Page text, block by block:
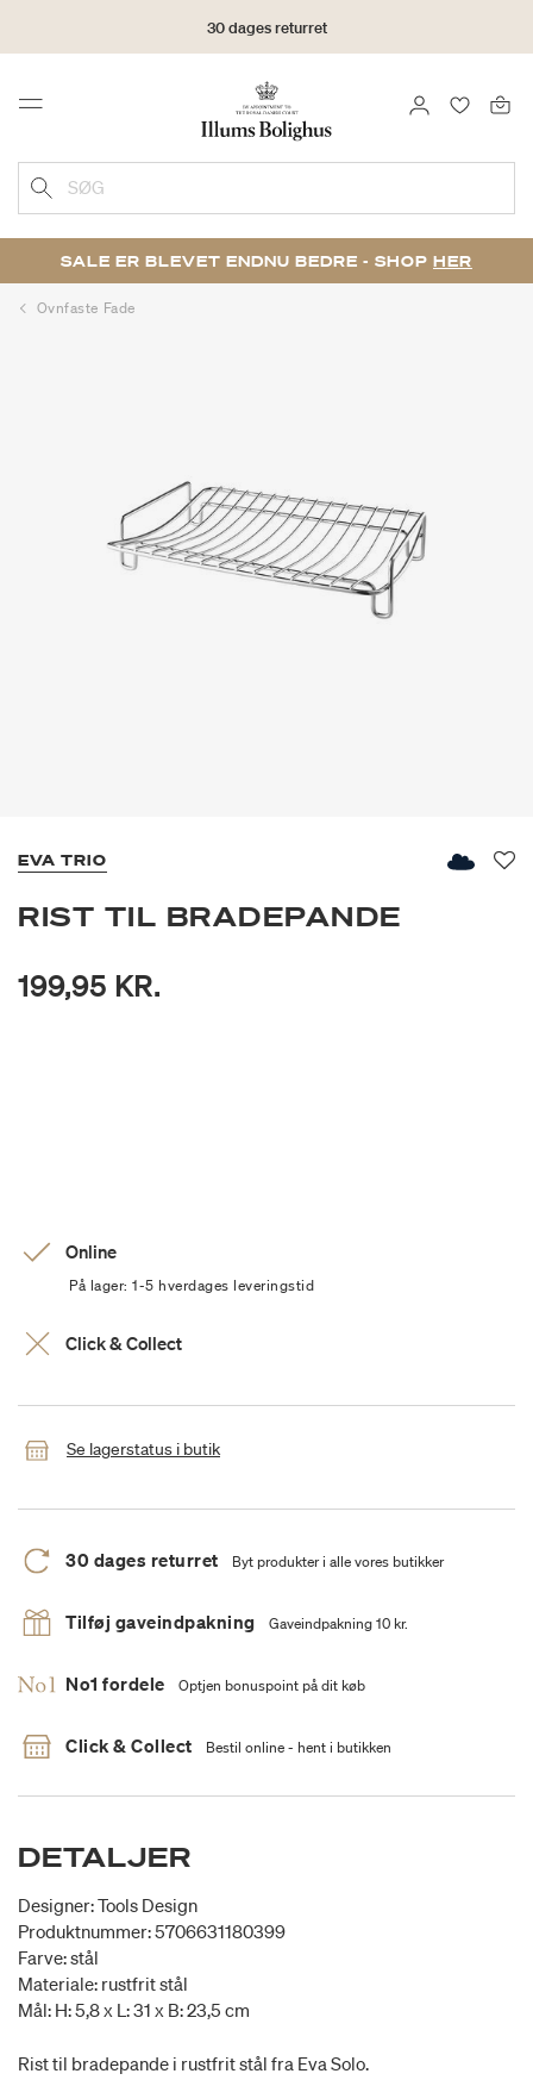
30 dages returret
Menu LOG IND
SØG
SALE ER BLEVET ENDNU BEDRE - SHOP HER
Ovnfaste Fade
EVA TRIO
RIST TIL BRADEPANDE
199,95 KR.
Online
På lager: 1-5 hverdages leveringstid
Click & Collect
Se lagerstatus i butik
30 dages returret Byt produkter i alle vores butikker
Tilføj gaveindpakning Gaveindpakning 10 kr.
No1 fordele Optjen bonuspoint på dit køb
Click & Collect Bestil online - hent i butikken
DETALJER
Designer: Tools Design
Produktnummer: 5706631180399
Farve: stål
Materiale: rustfrit stål
Mål: H: 5,8 x L: 31 x B: 23,5 cm
Rist til bradepande i rustfrit stål fra Eva Solo.